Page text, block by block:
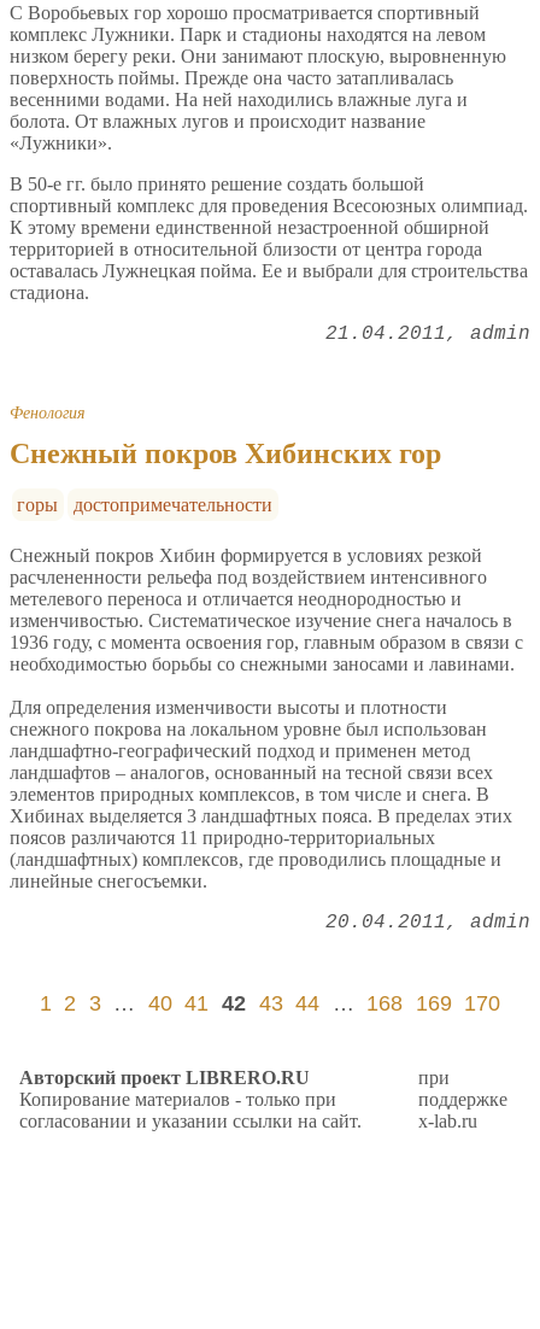
С Воробьевых гор хорошо просматривается спортивный
комплекс Лужники. Парк и стадионы находятся на левом
низком берегу реки. Они занимают плоскую, выровненную
поверхность поймы. Прежде она часто затапливалась
весенними водами. На ней находились влажные луга и
болота. От влажных лугов и происходит название
«Лужники».
В 50-е гг. было принято решение создать большой
спортивный комплекс для проведения Всесоюзных олимпиад.
К этому времени единственной незастроенной обширной
территорией в относительной близости от центра города
оставалась Лужнецкая пойма. Ее и выбрали для строительства
стадиона.
21.04.2011 admin
Фенология
Снежный покров Хибинских гор
горы достопримечательности
Снежный покров Хибин формируется в условиях резкой
расчлененности рельефа под воздействием интенсивного
метелевого переноса и отличается неоднородностью и
изменчивостью. Систематическое изучение снега началось в
1936 году, с момента освоения гор, главным образом в связи с
необходимостью борьбы со снежными заносами и лавинами.
Для определения изменчивости высоты и плотности
снежного покрова на локальном уровне был использован
ландшафтно-географический подход и применен метод
ландшафтов – аналогов, основанный на тесной связи всех
элементов природных комплексов, в том числе и снега. В
Хибинах выделяется 3 ландшафтных пояса. В пределах этих
поясов различаются 11 природно-территориальных
(ландшафтных) комплексов, где проводились площадные и
линейные снегосъемки.
20.04.2011 admin
1 2 3 … 40 41 42 43 44 … 168 169 170
Авторский проект LIBRERO.RU
Копирование материалов - только при
согласовании и указании ссылки на сайт.
при
поддержке
x-lab.ru